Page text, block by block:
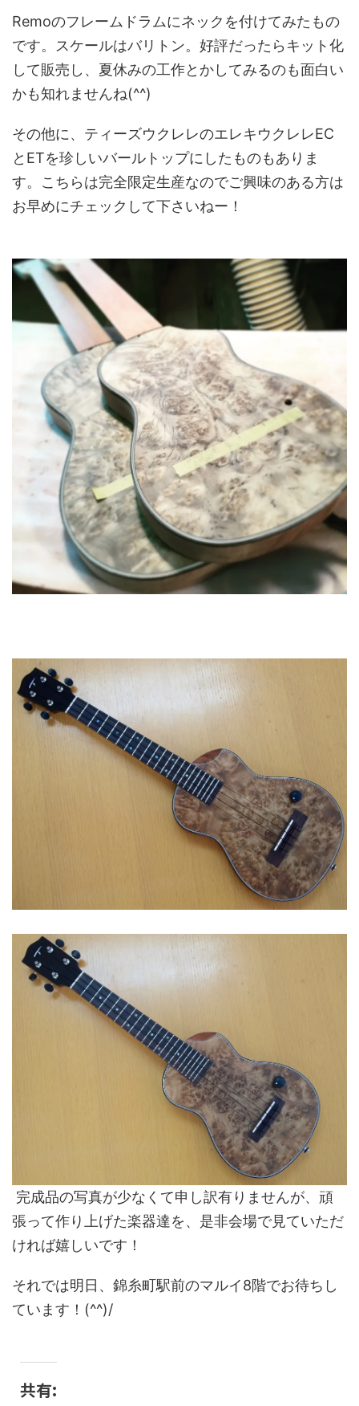
Remoのフレームドラムにネックを付けてみたもの
です。スケールはバリトン。好評だったらキット化
して販売し、夏休みの工作とかしてみるのも面白い
かも知れませんね(^^)
その他に、ティーズウクレレのエレキウクレレEC
とETを珍しいバールトップにしたものもありま
す。こちらは完全限定生産なのでご興味のある方は
お早めにチェックして下さいねー！
完成品の写真が少なくて申し訳有りませんが、頑
張って作り上げた楽器達を、是非会場で見ていただ
ければ嬉しいです！
それでは明日、錦糸町駅前のマルイ8階でお待ちし
ています！(^^)/
共有: